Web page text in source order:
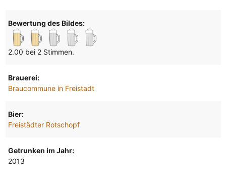
Bewertung des Bildes:
2.00 bei 2 Stimmen.
Brauerei:
Braucommune in Freistadt
Bier:
Freistädter Rotschopf
Getrunken im Jahr:
2013